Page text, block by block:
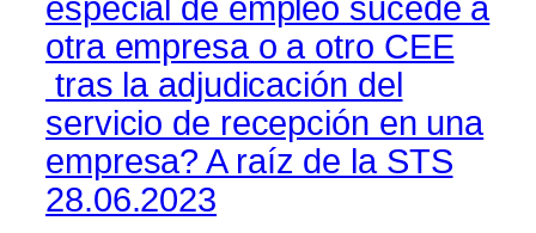
especial de empleo sucede a
otra empresa o a otro CEE
tras la adjudicación del
servicio de recepción en una
empresa? A raíz de la STS
28.06.2023